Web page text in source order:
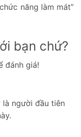
năng làm mát”
bạn chứ?
đánh giá!
người đầu tiên